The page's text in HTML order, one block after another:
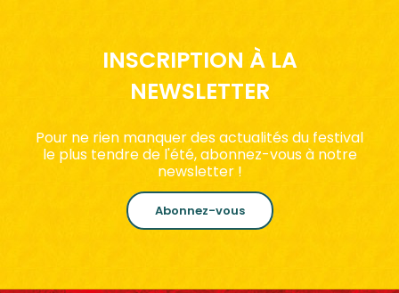
INSCRIPTION À LA
NEWSLETTER
Pour ne rien manquer des actualités du festival
le plus tendre de l'été, abonnez-vous à notre
newsletter !
Abonnez-vous